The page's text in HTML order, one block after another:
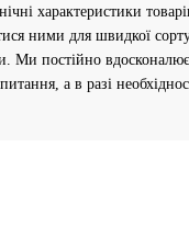
характеристики
ними для швидкої
Ми постійно
а в разі